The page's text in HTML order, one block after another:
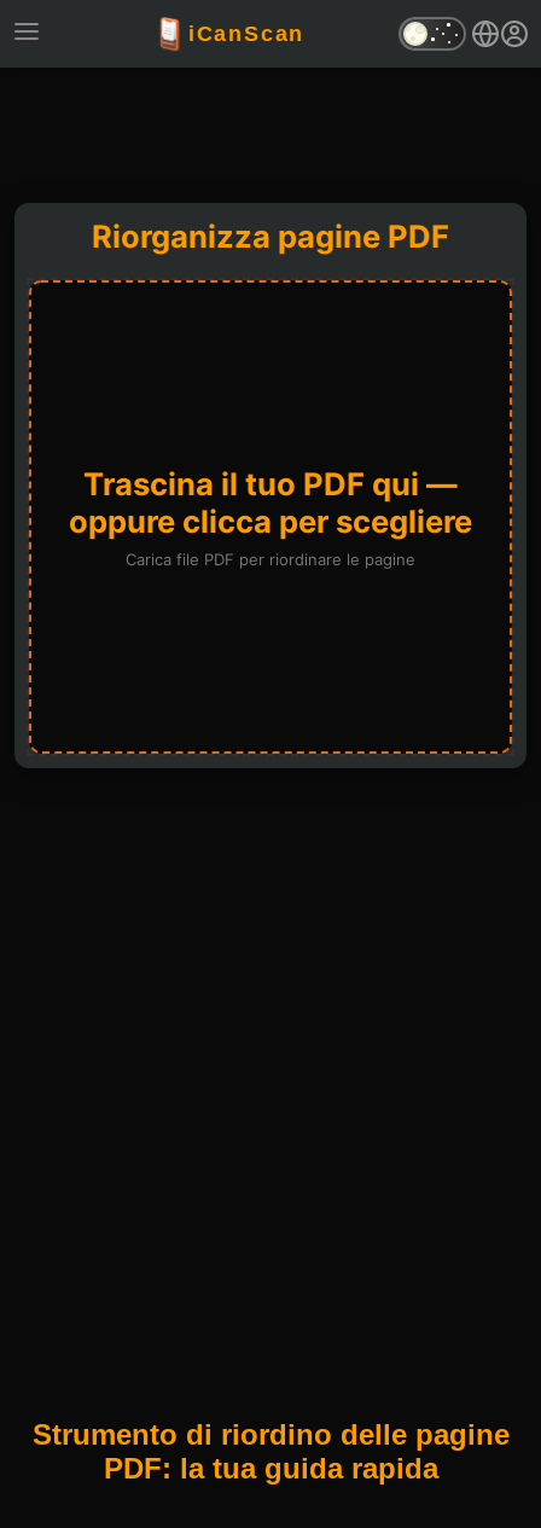
iCanScan
Riorganizza pagine PDF
Trascina il tuo PDF qui —
oppure clicca per scegliere
Carica file PDF per riordinare le pagine
Strumento di riordino delle pagine
PDF: la tua guida rapida